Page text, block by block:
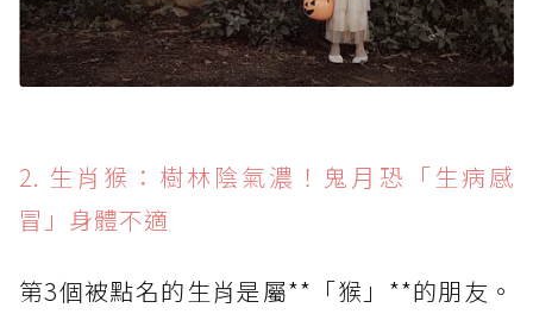
2. 生肖猴：樹林陰氣濃！鬼月恐「生病感
冒」身體不適
第3個被點名的生肖是屬**「猴」**的朋友。